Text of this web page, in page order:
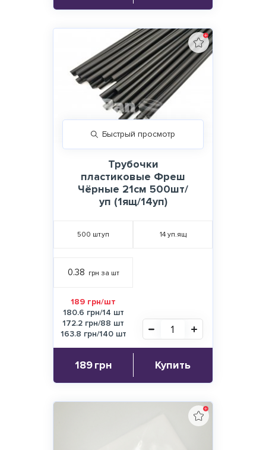
Быстрый просмотр
Трубочки
пластиковые Фреш
Чёрные 21см 500шт/
уп (1ящ/14уп)
500 шт.уп 14уп.ящ
0.38 грн за шт
189 грн/шт
180.6 грн/14 шт
172.2 грн/88 шт
163.8 грн/140 шт
189 грн Купить